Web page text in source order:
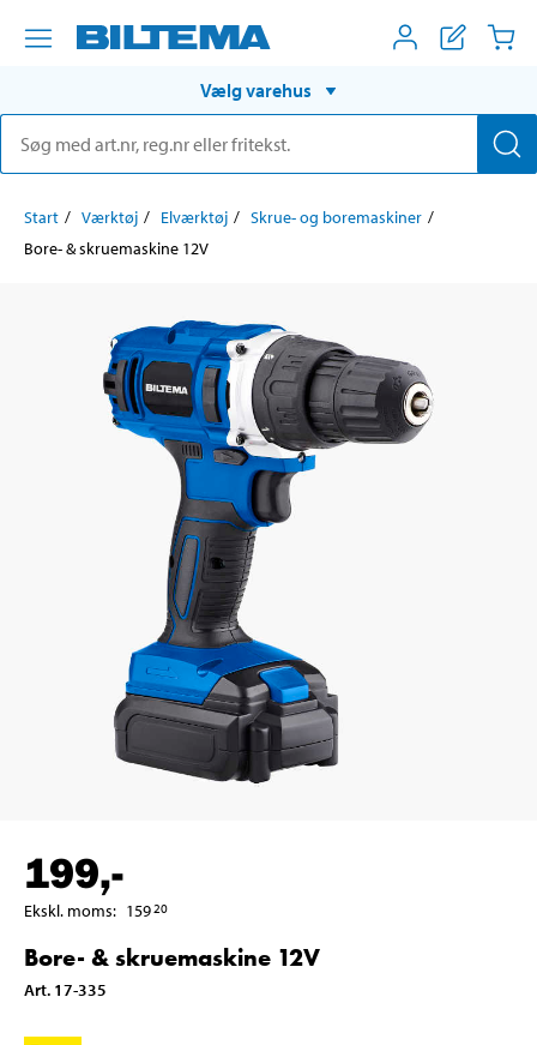
Vælg varehus
Start Værktøj Elværktøj
Skrue- og boremaskiner
Bore- & skruemaskine 12V
199,-
Ekskl. moms: 15920
Bore- & skruemaskine 12V
Art. 17-335